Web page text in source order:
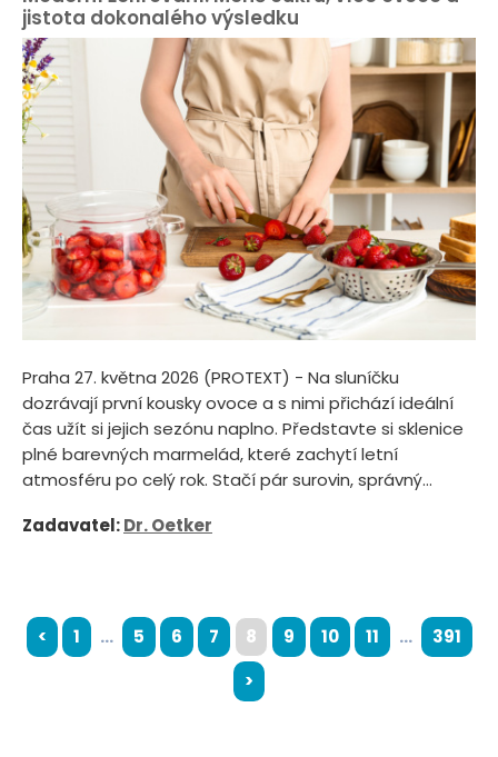
jistota dokonalého výsledku
Praha 27. května 2026 (PROTEXT) - Na sluníčku
dozrávají první kousky ovoce a s nimi přichází ideální
čas užít si jejich sezónu naplno. Představte si sklenice
plné barevných marmelád, které zachytí letní
atmosféru po celý rok. Stačí pár surovin, správný...
Zadavatel:Dr. Oetker
< 1 ... 5 6 7 8 9 10 11 ...
391
>